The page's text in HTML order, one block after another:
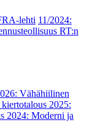
lehti 11/2024:
RT:n
Vähähiilinen
2025:
2024: Moderni ja